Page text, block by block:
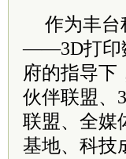
作为丰台
——3D打印
府的指导下
伙伴联盟、
联盟、全媒
基地、科技